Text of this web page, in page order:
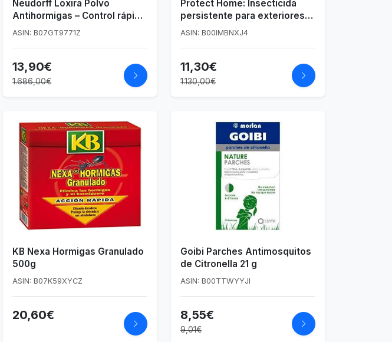
Neudorff Loxira Polvo
Antihormigas – Control rápido
y eficaz para interiores y
ASIN: B07GT9771Z
13,90€
1.686,00€
Protect Home: Insecticida
persistente para exteriores
contra mosquitos y mosquito
ASIN: B00IMBNXJ4
11,30€
1.130,00€
KB Nexa Hormigas Granulado
500g
ASIN: B07K59XYCZ
20,60€
Goibi Parches Antimosquitos
de Citronella 21 g
ASIN: B00TTWYYJI
8,55€
9,01€